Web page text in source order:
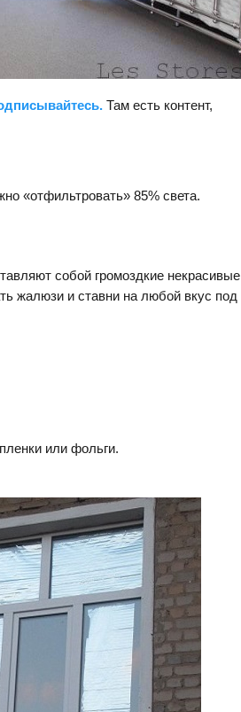
Там есть контент,
«отфильтровать» 85% света.
собой громоздкие некрасивые
жалюзи и ставни на любой вкус под
или фольги.